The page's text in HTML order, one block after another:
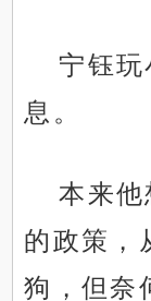
宁钰玩
息。
本来他
的政策，
狗，但奈